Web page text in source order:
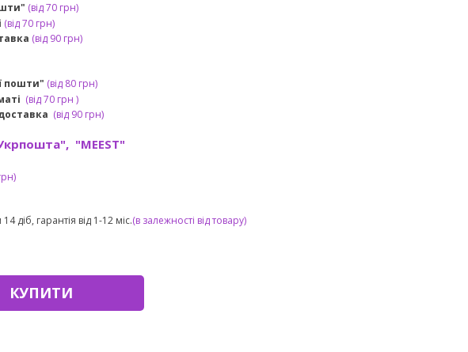
(від 70 грн)
(від 70 грн)
(від90 грн)
пошти" (від 80 грн)
(від 70 грн )
(від90 грн)
"MEEST"
)
діб, гарантія від 1-12 міс.(в залежності від товару)
КУПИТИ